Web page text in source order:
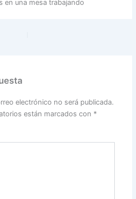
en una mesa trabajando
electrónico no será publicada.
están marcados con *